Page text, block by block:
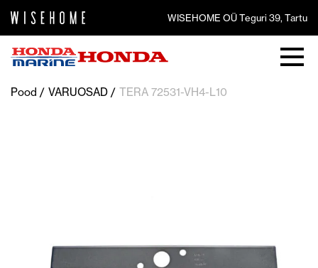
WISEHOME OÜ Teguri 39, Tartu
Pood VARUOSAD TERA 72531-VH4-L10